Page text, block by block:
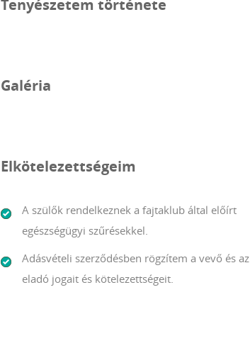
Tenyészetem története
Galéria
Elkötelezettségeim
A szülők rendelkeznek a fajtaklub által előírt
egészségügyi szűrésekkel.
Adásvételi szerződésben rögzítem a vevő és az
eladó jogait és kötelezettségeit.